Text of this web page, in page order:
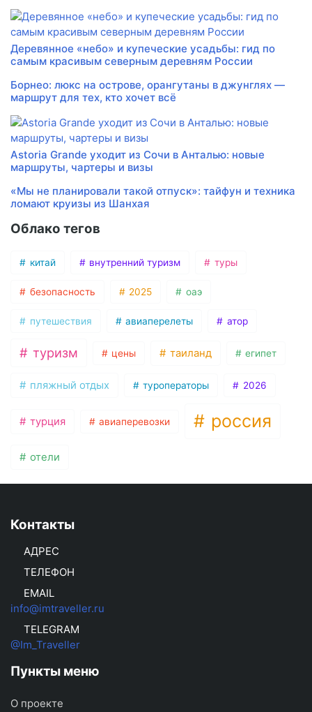
Деревянное «небо» и купеческие усадьбы: гид по
самым красивым северным деревням России
Борнео: люкс на острове, орангутаны в джунглях —
маршрут для тех, кто хочет всё
Astoria Grande уходит из Сочи в Анталью: новые
маршруты, чартеры и визы
«Мы не планировали такой отпуск»: тайфун и техника
ломают круизы из Шанхая
Облако тегов
китай внутренний туризм туры
безопасность 2025 оаэ
путешествия авиаперелеты атор
туризм цены таиланд египет
пляжный отдых туроператоры 2026
турция авиаперевозки россия
отели
Контакты
АДРЕС
ТЕЛЕФОН
EMAIL
info@imtraveller.ru
TELEGRAM
@Im_Traveller
Пункты меню
О проекте